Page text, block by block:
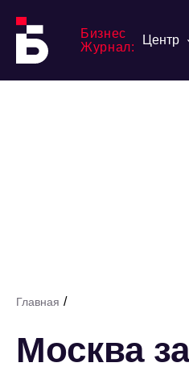
Бизнес
Журнал:
Центр
Главная /
Москва